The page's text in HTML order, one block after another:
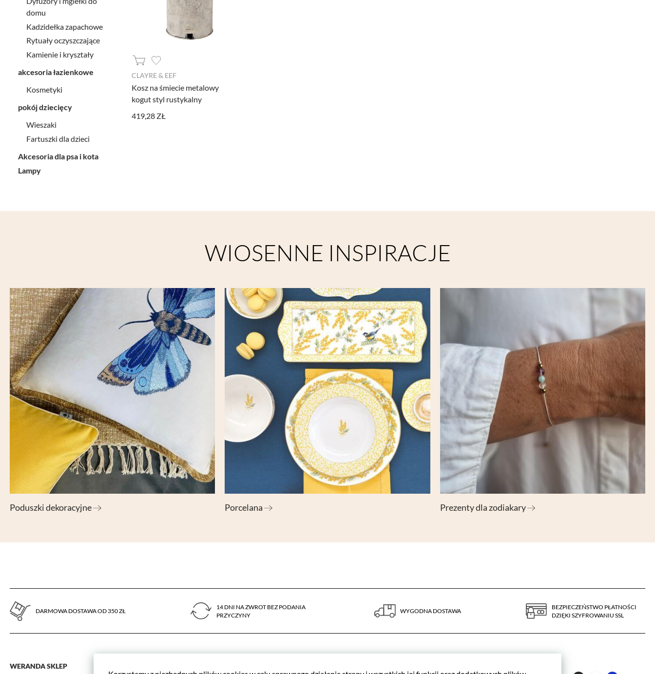
domu
Kadzidełka zapachowe
Rytuały oczyszczające
Kamienie i kryształy
akcesoria łazienkowe
Kosmetyki
pokój dziecięcy
Wieszaki
Fartuszki dla dzieci
Akcesoria dla psa i kota
Lampy
CLAYRE & EEF
Kosz na śmiecie metalowy
kogut styl rustykalny
419,28 ZŁ
WIOSENNE INSPIRACJE
Poduszki dekoracyjne Porcelana Prezenty dla zodiakary
Niezbędne pliki cookie są absolutnie niezbędne do prawidłowego działania witryny. Te pliki cookie zapewniają anonimowe działanie podstawowych funkcji i zabezpieczeń
Narzędzia Google
Korzystamy z Google Analytics, czyli narzędzia pozwalającego na gromadzenie, przeglądanie i analizę statystyk związanych z aktywnością użytkowników na naszej stronie.
Kod śledzący Google Analytics gromadzi informacje na temat Twojej aktywności na naszej stronie, które mogą być przez Google wykorzystywane przy budowaniu Twojego
profilu użytkownika. Ponadto, informacje z Google Analytics mogą być wykorzystywane w ustawieniach kampanii reklamowych prowadzonych z wykorzystaniem Google
Ads. Jeżeli sobie tego nie życzysz, możesz wyłączyć narzędzia Google.
W kodzie strony zaimplementowany jest Pixel Facebooka. To kod, który zbiera informacje na temat Twojego korzystania ze strony, pozwalając na podstawie zebranych w ten
sposób informacji kierować do Ciebie spersonalizowaną reklamę w ramach narzędzi reklamowych Facebooka. W ramach tego narzędzia nie są gromadzone jakiekolwiek
dane pozwalające Cię bezpośrednio zidentyfikować. Jeżeli wyłączysz Pixel Facebooka, nie będziemy w stanie kierować do Ciebie reklam dopasowanych do Twojej
aktywności.
DARMOWA DOSTAWA OD 350 ZŁ
14 DNI NA ZWROT BEZ PODANIA
PRZYCZYNY
WYGODNA DOSTAWA
BEZPIECZEŃSTWO PŁATNOŚCI
DZIĘKI SZYFROWANIU SSL
WERANDA SKLEP